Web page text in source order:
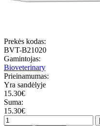
Prekės kodas:
BVT-B21020
Gamintojas:
Bioveterinary
Prieinamumas:
Yra sandėlyje
15.30€
Suma:
15.30€